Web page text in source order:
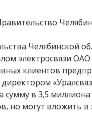
Челябинской
электросвязи
клиентов
сумму в 3,5
но могут вложить в